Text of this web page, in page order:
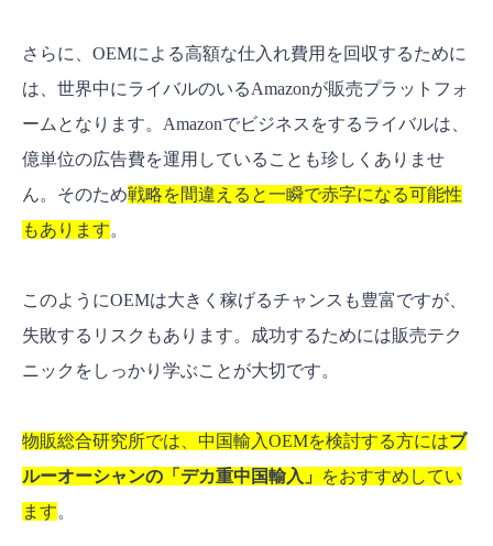
さらに、OEMによる高額な仕入れ費用を回収するために
は、世界中にライバルのいるAmazonが販売プラットフォ
ームとなります。Amazonでビジネスをするライバルは、
億単位の広告費を運用していることも珍しくありませ
ん。そのため戦略を間違えると一瞬で赤字になる可能性
もあります。
このようにOEMは大きく稼げるチャンスも豊富ですが、
失敗するリスクもあります。成功するためには販売テク
ニックをしっかり学ぶことが大切です。
物販総合研究所では、中国輸入OEMを検討する方にはブ
ルーオーシャンの「デカ重中国輸入」
をおすすめしてい
ます。